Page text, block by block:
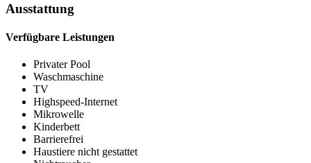
Ausstattung
Verfügbare Leistungen
Privater Pool
Waschmaschine
TV
Highspeed-Internet
Mikrowelle
Kinderbett
Barrierefrei
Haustiere nicht gestattet